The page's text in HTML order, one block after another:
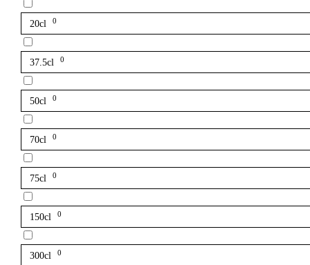
20cl 0
37.5cl 0
50cl 0
70cl 0
75cl 0
150cl 0
300cl 0